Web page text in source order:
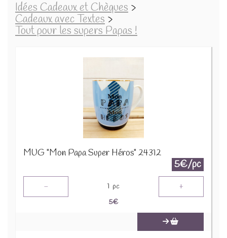
Idées Cadeaux et Chèques >
Cadeaux avec Textes >
Tout pour les supers Papas !
MUG "Mon Papa Super Héros" 24312
5€/pc
- 1 pc +
5€